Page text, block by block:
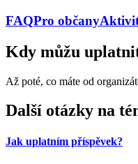
FAQPro občany
Kdy můžu
Až poté, co máte od
Další otázky na
Jak uplatním příspěvek?